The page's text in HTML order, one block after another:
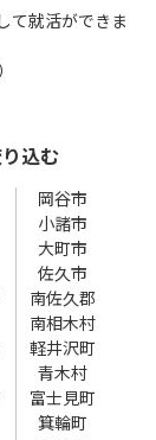
て就活ができま
込む
岡谷市
小諸市
大町市
佐久市
南佐久郡
南相木村
軽井沢町
青木村
富士見町
箕輪町